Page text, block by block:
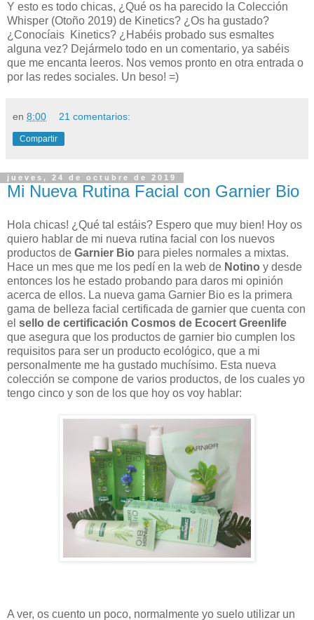
Y esto es todo chicas, ¿Qué os ha parecido la Colección
Whisper (Otoño 2019) de Kinetics? ¿Os ha gustado?
¿Conocíais Kinetics? ¿Habéis probado sus esmaltes
alguna vez? Dejármelo todo en un comentario, ya sabéis
que me encanta leeros. Nos vemos pronto en otra entrada o
por las redes sociales. Un beso! =)
en 8:00 21 comentarios:
Compartir
jueves, 24 de octubre de 2019
Mi Nueva Rutina Facial con Garnier Bio
Hola chicas! ¿Qué tal estáis? Espero que muy bien! Hoy os
quiero hablar de mi nueva rutina facial con los nuevos
productos de Garnier Bio para pieles normales a mixtas.
Hace un mes que me los pedí en la web de Notino y desde
entonces los he estado probando para daros mi opinión
acerca de ellos. La nueva gama Garnier Bio es la primera
gama de belleza facial certificada de garnier que cuenta con
el sello de certificación Cosmos de Ecocert Greenlife
que asegura que los productos de garnier bio cumplen los
requisitos para ser un producto ecológico, que a mi
personalmente me ha gustado muchísimo. Esta nueva
colección se compone de varios productos, de los cuales yo
tengo cinco y son de los que hoy os voy hablar:
A ver, os cuento un poco, normalmente yo suelo utilizar un